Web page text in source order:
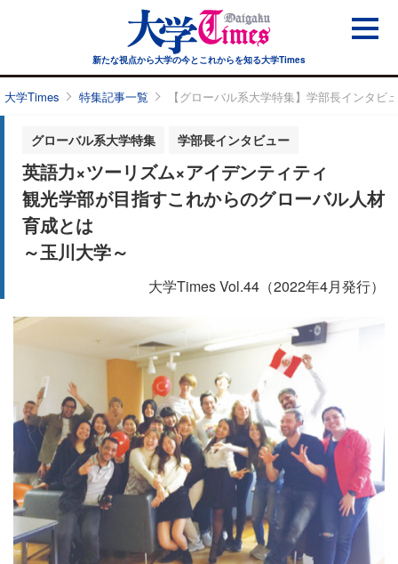
新たな視点から大学の今とこれからを知る大学Times
大学Times 特集記事一覧 【グローバル系大学特集】学部長インタ
グローバル系大学特集 学部長インタビュー
英語力×ツーリズム×アイデンティティ
観光学部が目指すこれからのグローバル人材
育成とは
～玉川大学～
大学Times Vol.44（2022年4月発行）